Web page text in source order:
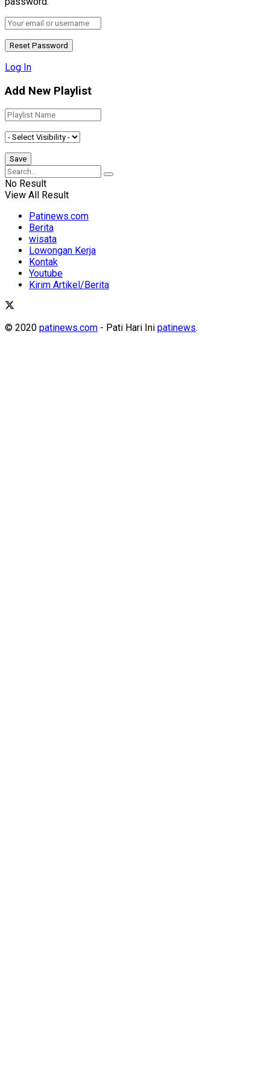
Log In
Add New Playlist
No Result
View All Result
Patinews.com
Berita
wisata
Lowongan Kerja
Kontak
Youtube
Kirim Artikel/Berita
© 2020 patinews.com - Pati Hari Ini patinews.